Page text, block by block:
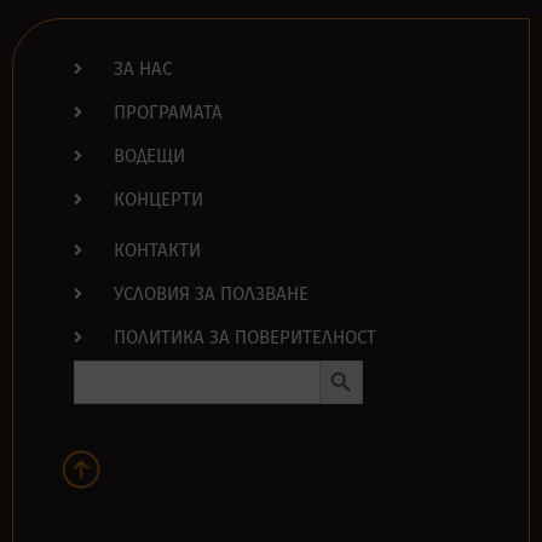
ЗА НАС
ПРОГРАМАТА
ВОДЕЩИ
КОНЦЕРТИ
КОНТАКТИ
УСЛОВИЯ ЗА ПОЛЗВАНЕ
ПОЛИТИКА ЗА ПОВЕРИТЕЛНОСТ
Search Button